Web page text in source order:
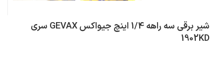
شیر برقی سه راهه 1/4 اینچ جیواکس GEVAX سری
1902KD